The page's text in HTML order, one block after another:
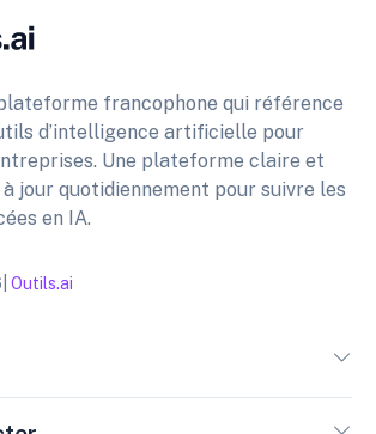
francophone qui référence
d’intelligence artificielle pour
Une plateforme claire et
jour quotidiennement pour suivre les
en IA.
Outils.ai